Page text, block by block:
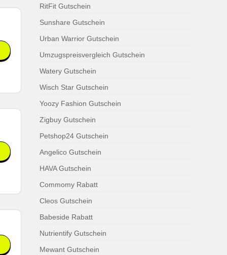
RitFit Gutschein
Sunshare Gutschein
Urban Warrior Gutschein
Umzugspreisvergleich Gutschein
Watery Gutschein
Wisch Star Gutschein
Yoozy Fashion Gutschein
Zigbuy Gutschein
Petshop24 Gutschein
Angelico Gutschein
HAVA Gutschein
Commomy Rabatt
Cleos Gutschein
Babeside Rabatt
Nutrientify Gutschein
Mewant Gutschein